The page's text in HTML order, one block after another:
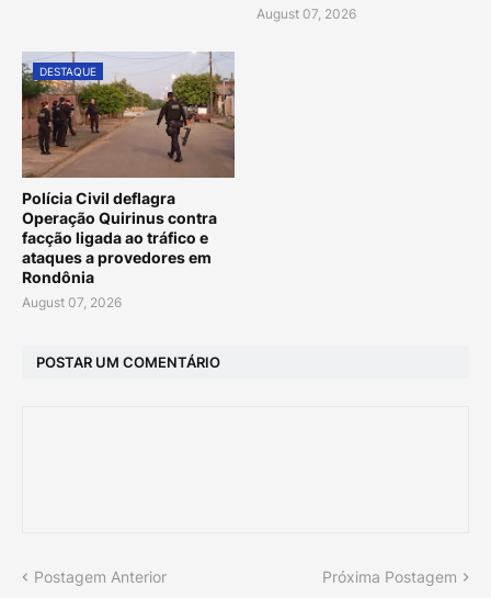
August 07, 2026
DESTAQUE
Polícia Civil deflagra
Operação Quirinus contra
facção ligada ao tráfico e
ataques a provedores em
Rondônia
August 07, 2026
POSTAR UM COMENTÁRIO
Postagem Anterior Próxima Postagem